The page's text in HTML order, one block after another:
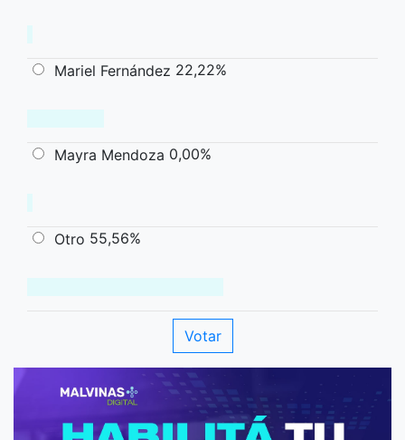
Mariel Fernández 22,22%
Mayra Mendoza 0,00%
Otro 55,56%